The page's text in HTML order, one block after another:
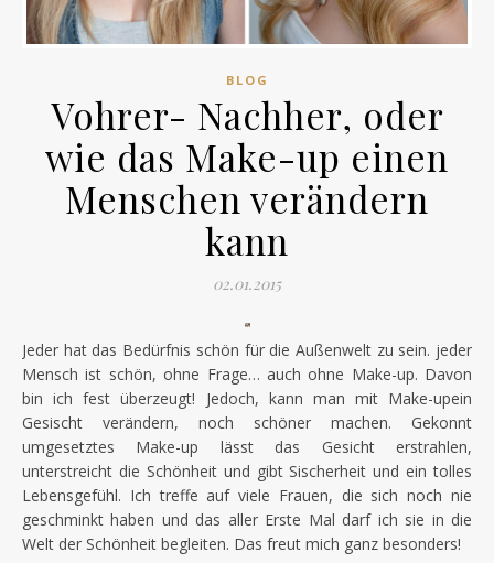
BLOG
Vohrer- Nachher, oder
wie das Make-up einen
Menschen verändern
kann
02.01.2015
Jeder hat das Bedürfnis schön für die Außenwelt zu sein. jeder
Mensch ist schön, ohne Frage… auch ohne Make-up. Davon
bin ich fest überzeugt! Jedoch, kann man mit Make-upein
Gesischt verändern, noch schöner machen. Gekonnt
umgesetztes Make-up lässt das Gesicht erstrahlen,
unterstreicht die Schönheit und gibt Sischerheit und ein tolles
Lebensgefühl. Ich treffe auf viele Frauen, die sich noch nie
geschminkt haben und das aller Erste Mal darf ich sie in die
Welt der Schönheit begleiten. Das freut mich ganz besonders!